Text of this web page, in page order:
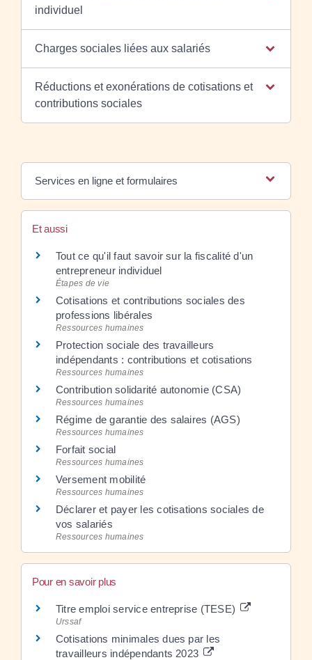
individuel
Charges sociales liées aux salariés
Réductions et exonérations de cotisations et
contributions sociales
Services en ligne et formulaires
Et aussi
Tout ce qu'il faut savoir sur la fiscalité d'un
entrepreneur individuel
Étapes de vie
Cotisations et contributions sociales des
professions libérales
Ressources humaines
Protection sociale des travailleurs
indépendants : contributions et cotisations
Ressources humaines
Contribution solidarité autonomie (CSA)
Ressources humaines
Régime de garantie des salaires (AGS)
Ressources humaines
Forfait social
Ressources humaines
Versement mobilité
Ressources humaines
Déclarer et payer les cotisations sociales de
vos salariés
Ressources humaines
Pour en savoir plus
Titre emploi service entreprise (TESE)
Urssaf
Cotisations minimales dues par les
travailleurs indépendants 2023